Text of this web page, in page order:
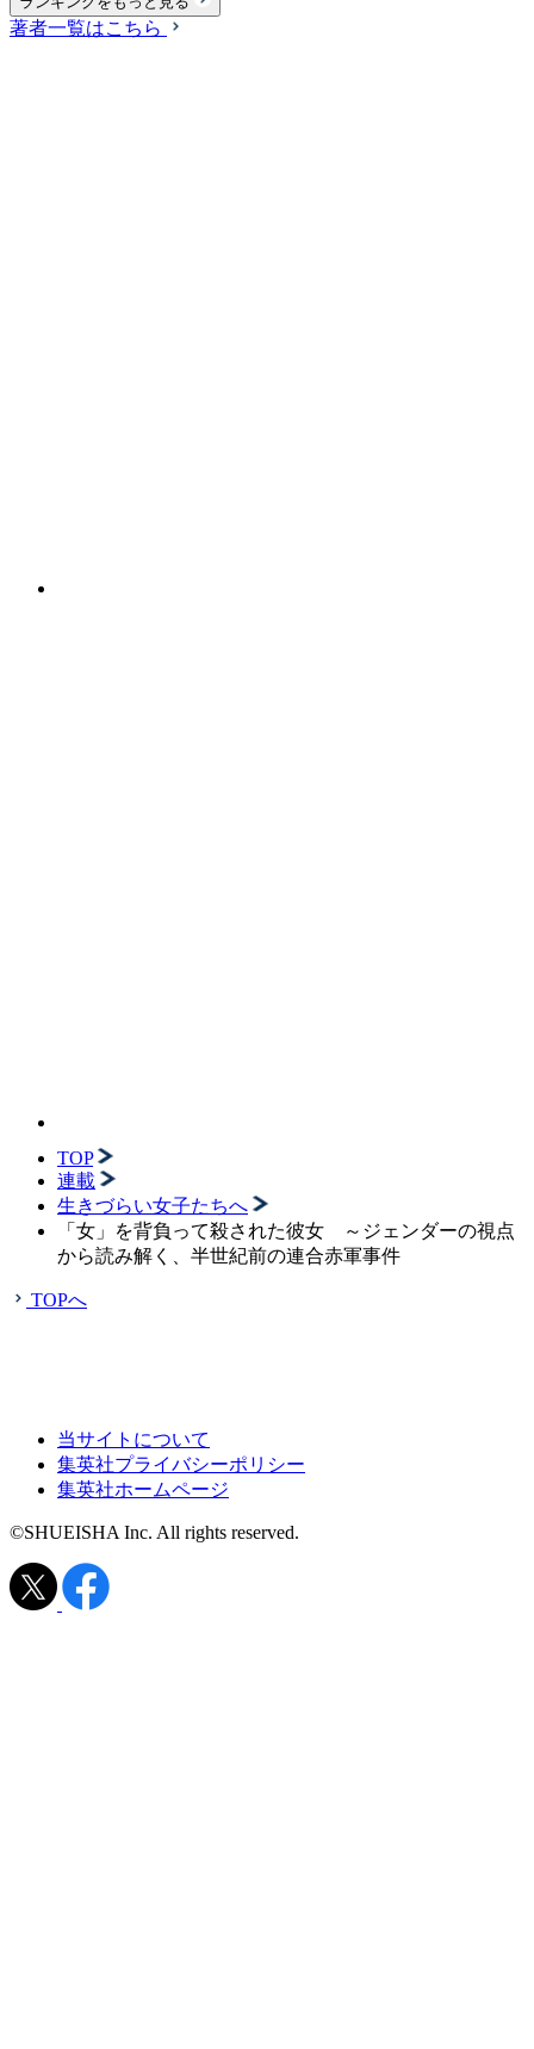
著者一覧はこちら
TOP
連載
生きづらい女子たちへ
「女」を背負って殺された彼女 ～ジェンダーの視点
から読み解く、半世紀前の連合赤軍事件
TOPへ
当サイトについて
集英社プライバシーポリシー
集英社ホームページ
©SHUEISHA Inc. All rights reserved.